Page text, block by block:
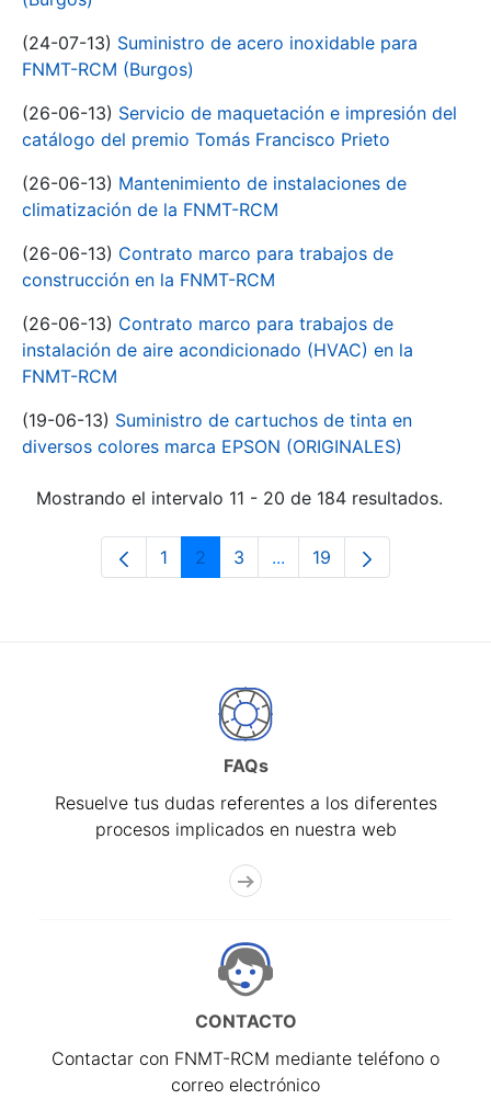
(24-07-13) Suministro de acero inoxidable para
FNMT-RCM (Burgos)
(26-06-13) Servicio de maquetación e impresión del
catálogo del premio Tomás Francisco Prieto
(26-06-13) Mantenimiento de instalaciones de
climatización de la FNMT-RCM
(26-06-13) Contrato marco para trabajos de
construcción en la FNMT-RCM
(26-06-13) Contrato marco para trabajos de
instalación de aire acondicionado (HVAC) en la
FNMT-RCM
(19-06-13) Suministro de cartuchos de tinta en
diversos colores marca EPSON (ORIGINALES)
Mostrando el intervalo 11 - 20 de 184 resultados.
Página
1 Página
2 Página
3 ...Páginas intermedias Use
Página
19
FAQs
Resuelve tus dudas referentes a los diferentes
procesos implicados en nuestra web
CONTACTO
Contactar con FNMT-RCM mediante teléfono o
correo electrónico